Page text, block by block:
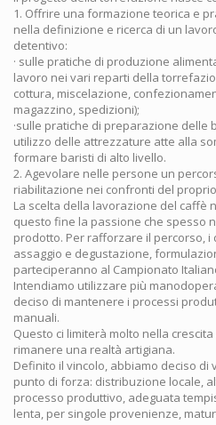
1. Offrire una formazione teorica e
nella definizione e ricerca di un
detentivo:
· sulle pratiche di produzione
lavoro nei vari reparti della
cottura, miscelazione,
magazzino, spedizioni);
·sulle pratiche di preparazione delle
utilizzo delle attrezzature atte alla
formare baristi di alto livello.
2. Agevolare nelle persone un
riabilitazione nei confronti del
La scelta della lavorazione del caffè
questo fine la passione che spesso
prodotto. Per rafforzare il percorso,
assaggio e degustazione,
parteciperanno al Campionato
Intendiamo utilizzare più
deciso di mantenere i processi
manuali.
Questo ci limiterà molto nella
rimanere una realtà artigiana.
Definito il vincolo, abbiamo deciso di
punto di forza: distribuzione locale,
processo produttivo, adeguata
lenta, per singole provenienze,